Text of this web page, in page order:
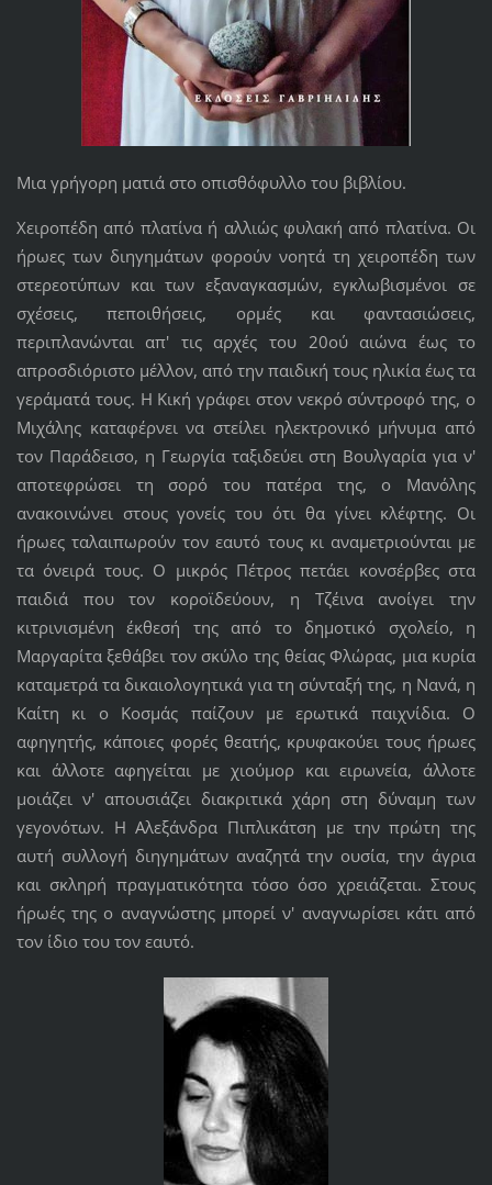
Μια γρήγορη ματιά στο οπισθόφυλλο του βιβλίου.
Χειροπέδη από πλατίνα ή αλλιώς φυλακή από πλατίνα. Οι
ήρωες των διηγημάτων φορούν νοητά τη χειροπέδη των
στερεοτύπων και των εξαναγκασμών, εγκλωβισμένοι σε
σχέσεις, πεποιθήσεις, ορμές και φαντασιώσεις,
περιπλανώνται απ' τις αρχές του 20ού αιώνα έως το
απροσδιόριστο μέλλον, από την παιδική τους ηλικία έως τα
γεράματά τους. Η Κική γράφει στον νεκρό σύντροφό της, ο
Μιχάλης καταφέρνει να στείλει ηλεκτρονικό μήνυμα από
τον Παράδεισο, η Γεωργία ταξιδεύει στη Βουλγαρία για ν'
αποτεφρώσει τη σορό του πατέρα της, ο Μανόλης
ανακοινώνει στους γονείς του ότι θα γίνει κλέφτης. Οι
ήρωες ταλαιπωρούν τον εαυτό τους κι αναμετριούνται με
τα όνειρά τους. Ο μικρός Πέτρος πετάει κονσέρβες στα
παιδιά που τον κοροϊδεύουν, η Τζέινα ανοίγει την
κιτρινισμένη έκθεσή της από το δημοτικό σχολείο, η
Μαργαρίτα ξεθάβει τον σκύλο της θείας Φλώρας, μια κυρία
καταμετρά τα δικαιολογητικά για τη σύνταξή της, η Νανά, η
Καίτη κι ο Κοσμάς παίζουν με ερωτικά παιχνίδια. Ο
αφηγητής, κάποιες φορές θεατής, κρυφακούει τους ήρωες
και άλλοτε αφηγείται με χιούμορ και ειρωνεία, άλλοτε
μοιάζει ν' απουσιάζει διακριτικά χάρη στη δύναμη των
γεγονότων. Η Αλεξάνδρα Πιπλικάτση με την πρώτη της
αυτή συλλογή διηγημάτων αναζητά την ουσία, την άγρια
και σκληρή πραγματικότητα τόσο όσο χρειάζεται. Στους
ήρωές της ο αναγνώστης μπορεί ν' αναγνωρίσει κάτι από
τον ίδιο του τον εαυτό.